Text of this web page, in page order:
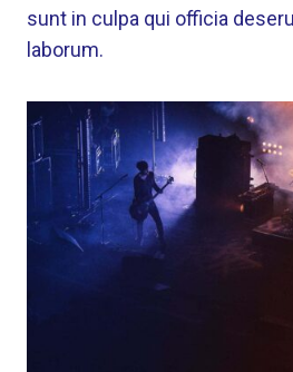
sunt in culpa qui officia
laborum.